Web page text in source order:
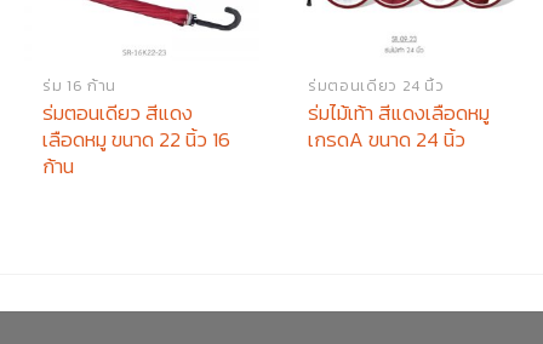
ร่ม 16 ก้าน
ร่มตอนเดียว สีแดง
เลือดหมู ขนาด 22 นิ้ว 16
ก้าน
ร่มตอนเดียว 24 นิ้ว
ร่มไม้เท้า สีแดงเลือดหมู
เกรดA ขนาด 24 นิ้ว